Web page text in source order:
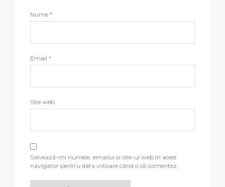
Nume *
Email *
Site web
Salvează-mi numele, emailul și site-ul web în acest
navigator pentru data viitoare când o să comentez.